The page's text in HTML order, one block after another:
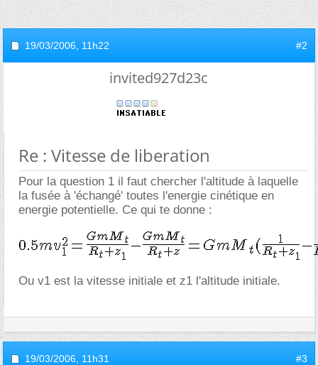
19/03/2006, 11h22 #2
invited927d23c
Re : Vitesse de liberation
Pour la question 1 il faut chercher l'altitude à laquelle
la fusée à 'échangé' toutes l'energie cinétique en
energie potentielle. Ce qui te donne :
Ou v1 est la vitesse initiale et z1 l'altitude initiale.
19/03/2006, 11h31 #3